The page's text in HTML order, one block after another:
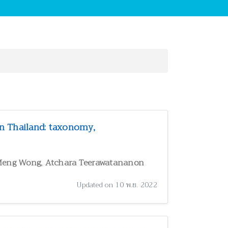
Thailand: taxonomy,
Wong, Atchara Teerawatananon
Updated on 10 พ.ย. 2022